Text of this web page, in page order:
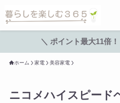
＼ ポイント最大11倍
ホーム 家電 美容家電
ニコメハイスピード